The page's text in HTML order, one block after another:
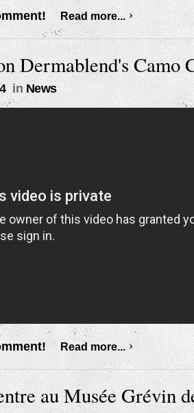
Read more...
Dermablend's Camo
in News
Read more...
au Musée Grévin